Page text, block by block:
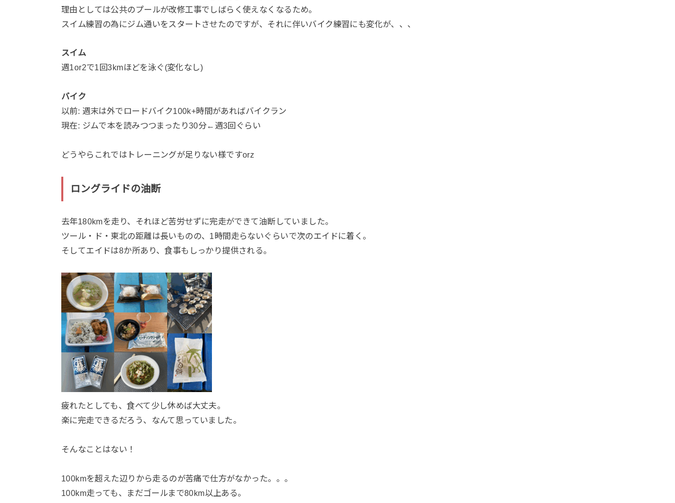
理由としては公共のプールが改修工事でしばらく使えなくなるため。
スイム練習の為にジム通いをスタートさせたのですが、それに伴いバイク練習にも変化が、、、
スイム
週1or2で1回3kmほどを泳ぐ(変化なし)
バイク
以前: 週末は外でロードバイク100k+時間があればバイクラン
現在: ジムで本を読みつつまったり30分←週3回ぐらい
どうやらこれではトレーニングが足りない様ですorz
ロングライドの油断
去年180kmを走り、それほど苦労せずに完走ができて油断していました。
ツール・ド・東北の距離は長いものの、1時間走らないぐらいで次のエイドに着く。
そしてエイドは8か所あり、食事もしっかり提供される。
疲れたとしても、食べて少し休めば大丈夫。
楽に完走できるだろう、なんて思っていました。
そんなことはない！
100kmを超えた辺りから走るのが苦痛で仕方がなかった。。。
100km走っても、まだゴールまで80km以上ある。